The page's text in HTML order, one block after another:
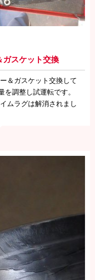
スケット交換
＆ガスケット交換して
調整し試運転です。
ムラグは解消されまし